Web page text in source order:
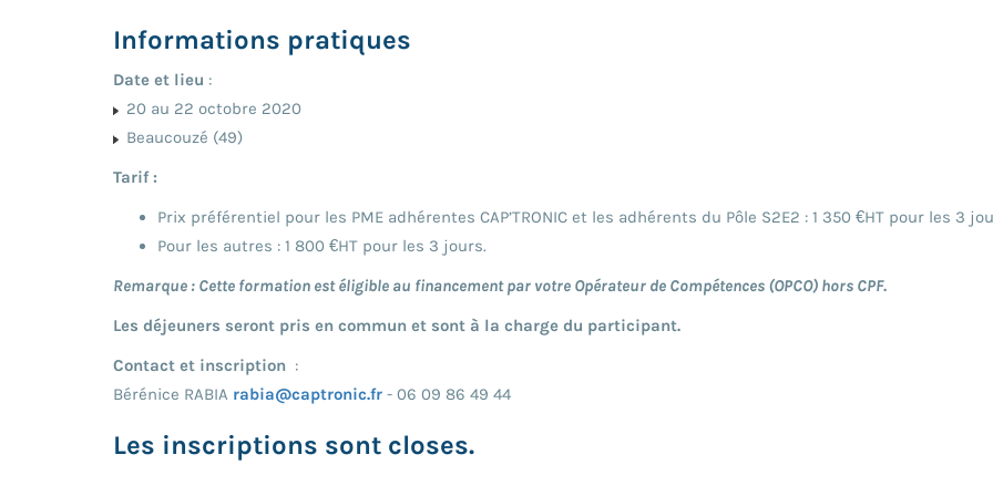
Informations pratiques
Date et lieu :
20 au 22 octobre 2020
Beaucouzé (49)
Tarif :
Prix préférentiel pour les PME adhérentes CAP’TRONIC et les adhérents du Pôle S2E2 : 1 350 €HT pour les 3
Pour les autres : 1 800 €HT pour les 3 jours.
Remarque : Cette formation est éligible au financement par votre Opérateur de Compétences (OPCO) hors CPF.
Les déjeuners seront pris en commun et sont à la charge du participant.
Contact et inscription :
Bérénice RABIA rabia@captronic.fr - 06 09 86 49 44
Les inscriptions sont closes.